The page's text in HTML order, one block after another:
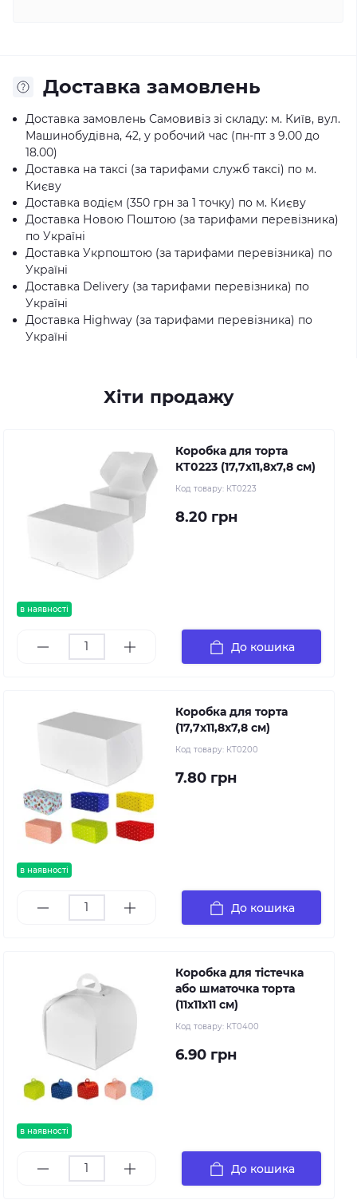
Доставка замовлень
Доставка замовлень Самовивіз зі складу: м. Київ, вул.
Машинобудівна, 42, у робочий час (пн-пт з 9.00 до
18.00)
Доставка на таксі (за тарифами служб таксі) по м.
Києву
Доставка водієм (350 грн за 1 точку) по м. Києву
Доставка Новою Поштою (за тарифами перевізника)
по Україні
Доставка Укрпоштою (за тарифами перевізника) по
Україні
Доставка Delivery (за тарифами перевізника) по
Україні
Доставка Highway (за тарифами перевізника) по
Україні
Хіти продажу
в наявності
Коробка для торта
КТ0223 (17,7х11,8х7,8 см)
Код товару: КТ0223
8.20 грн
До кошика
в наявності
Коробка для торта
(17,7х11,8х7,8 см)
Код товару: КТ0200
7.80 грн
До кошика
в наявності
Коробка для тістечка
або шматочка торта
(11х11х11 см)
Код товару: КТ0400
6.90 грн
До кошика